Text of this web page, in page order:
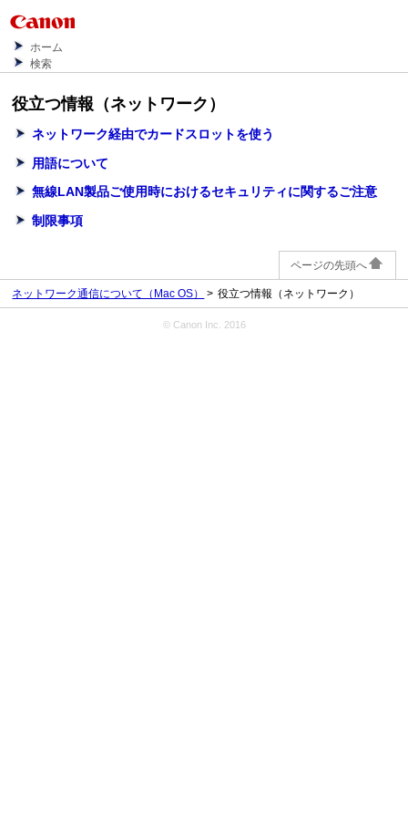
ホーム
検索
役立つ情報（ネットワーク）
ネットワーク経由でカードスロットを使う
用語について
無線LAN製品ご使用時におけるセキュリティに関するご注意
制限事項
ページの先頭へ
ネットワーク通信について（Mac OS） 役立つ情報（ネットワーク）
© Canon Inc. 2016